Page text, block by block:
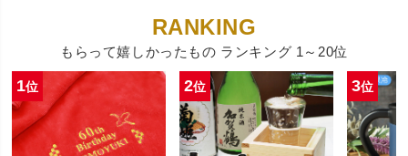
もらって嬉しかったもの ランキング 1～20位
1位 2位 3位